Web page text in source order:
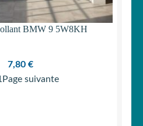
BMW 9 5W8KH
7,80 €
Page suivante